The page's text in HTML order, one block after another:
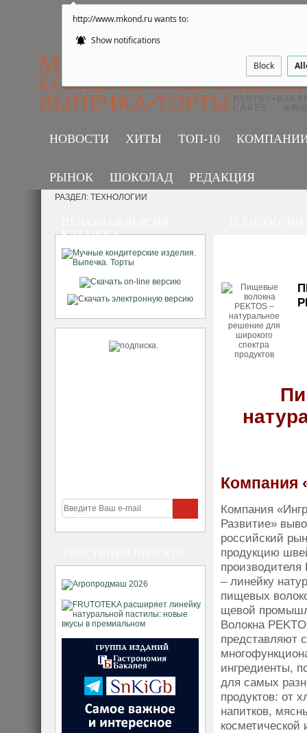
http://www.mkond.ru wants to:
Show notifications
Block
НОВОСТИ ХИТЫ ТОП-10
РЫНОК ШОКОЛАД РЕДАКЦИЯ
КАТАЛОГА
РАЗДЕЛ: ТЕХНОЛОГИИ
Компания
Компания
Развитие»
российский
продукцию
производителя
– ли­нейку
пищевых
щевой
Волокна
представляют
ингредиенты,
для самых
продуктов: от
напитков,